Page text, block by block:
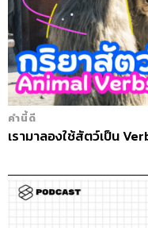
คำนี้ดี
เรามาลองใช้สัตว์เป็น